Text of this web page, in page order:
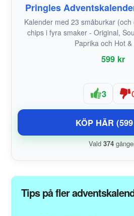
Pringles
Kalender med 23 småburkar
chips i fyra smaker - Original,
Paprika och Hot &
599 kr
3
KÖP HÄR
Vald 374
Tips på fler